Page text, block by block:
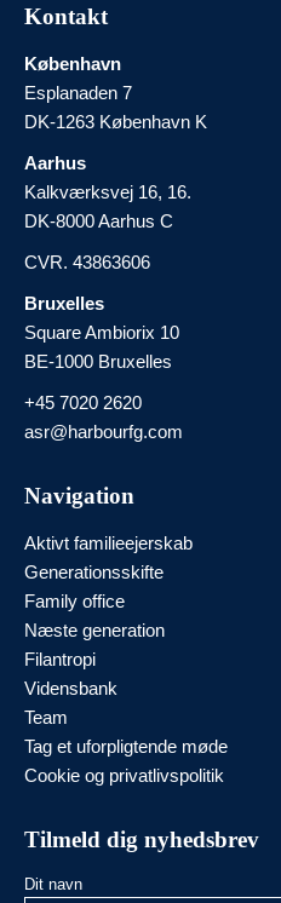
Kontakt
København
Esplanaden 7
DK-1263 København K
Aarhus
Kalkværksvej 16, 16.
DK-8000 Aarhus C
CVR. 43863606
Bruxelles
Square Ambiorix 10
BE-1000 Bruxelles
+45 7020 2620
asr@harbourfg.com
Navigation
Aktivt familieejerskab
Generationsskifte
Family office
Næste generation
Filantropi
Vidensbank
Team
Tag et uforpligtende møde
Cookie og privatlivspolitik
Tilmeld dig nyhedsbrev
Dit navn